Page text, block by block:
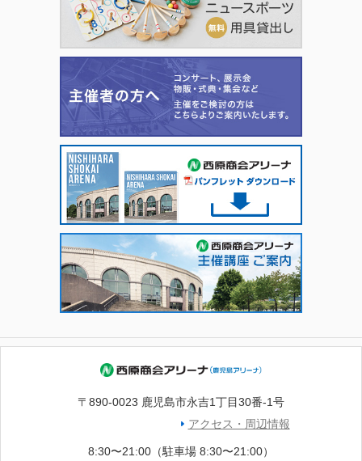
〒890-0023 鹿児島市永吉1丁目30番-1号
アクセス・周辺情報
8:30〜21:00（駐車場 8:30〜21:00）